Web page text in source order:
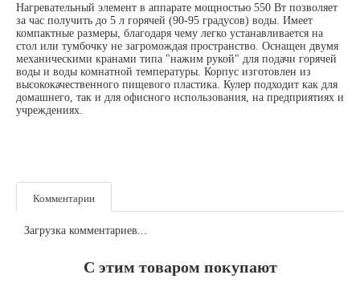
Нагревательный элемент в аппарате мощностью 550 Вт позволяет
за час получить до 5 л горячей (90-95 градусов) воды. Имеет
компактные размеры, благодаря чему легко устанавливается на
стол или тумбочку не загромождая пространство. Оснащен двумя
механическими кранами типа "нажим рукой" для подачи горячей
воды и воды комнатной температуры. Корпус изготовлен из
высококачественного пищевого пластика. Кулер подходит как для
домашнего, так и для офисного использования, на предприятиях и
учреждениях.
Комментарии
Загрузка комментариев...
С этим товаром покупают